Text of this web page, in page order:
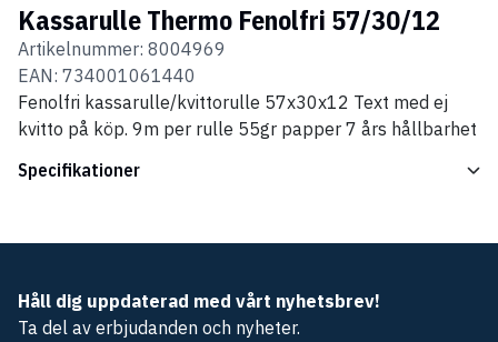
Kassarulle Thermo Fenolfri 57/30/12
Artikelnummer: 8004969
EAN: 734001061440
Fenolfri kassarulle/kvittorulle 57x30x12 Text med ej
kvitto på köp. 9m per rulle 55gr papper 7 års hållbarhet
Specifikationer
Håll dig uppdaterad med vårt nyhetsbrev!
Ta del av erbjudanden och nyheter.